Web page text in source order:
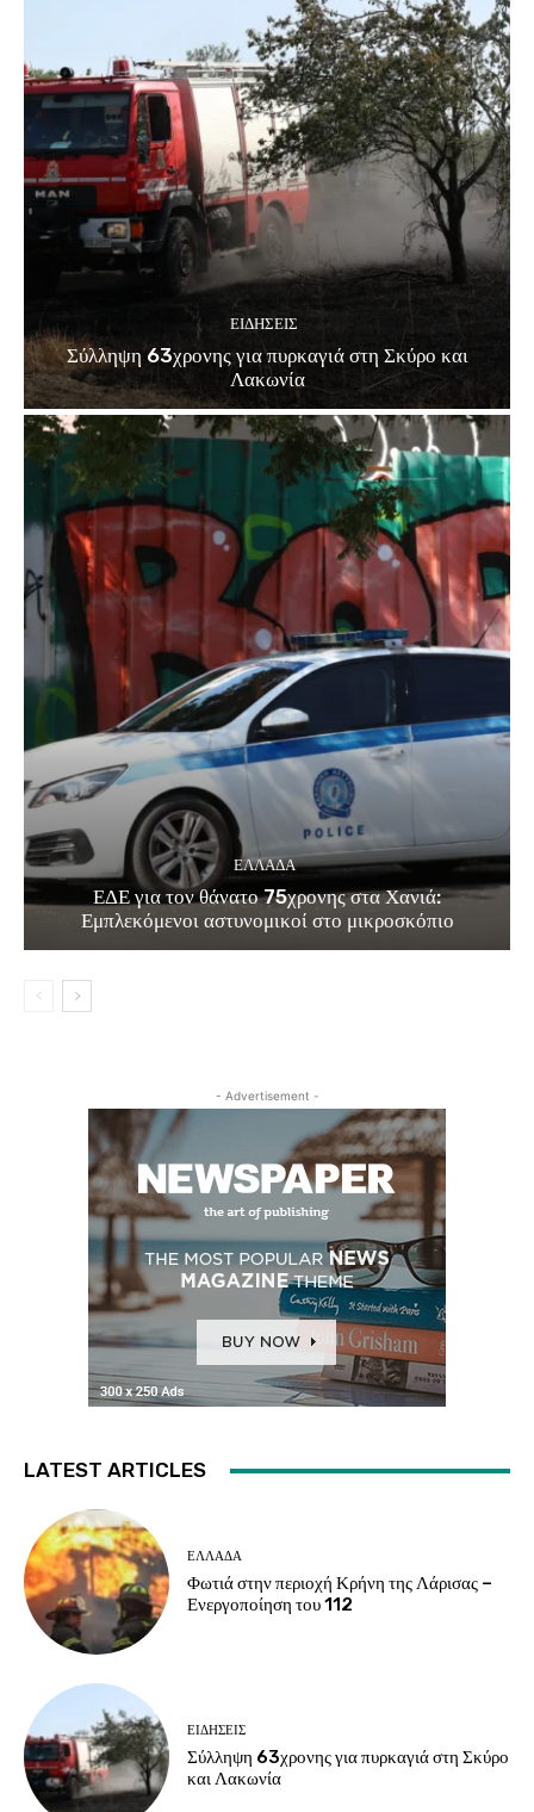
ΕΙΔΗΣΕΙΣ
Σύλληψη 63χρονης για πυρκαγιά στη Σκύρο και
Λακωνία
ΕΛΛΑΔΑ
ΕΔΕ για τον θάνατο 75χρονης στα Χανιά:
Εμπλεκόμενοι αστυνομικοί στο μικροσκόπιο
- Advertisement -
LATEST ARTICLES
ΕΛΛΑΔΑ
Φωτιά στην περιοχή Κρήνη της Λάρισας –
Ενεργοποίηση του 112
ΕΙΔΗΣΕΙΣ
Σύλληψη 63χρονης για πυρκαγιά στη Σκύρο
και Λακωνία